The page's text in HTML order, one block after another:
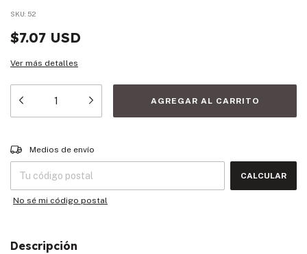
SKU: 52
$7.07 USD
Ver más detalles
Entregas para el CP:
Medios de envío
CALCULAR
No sé mi código postal
Descripción